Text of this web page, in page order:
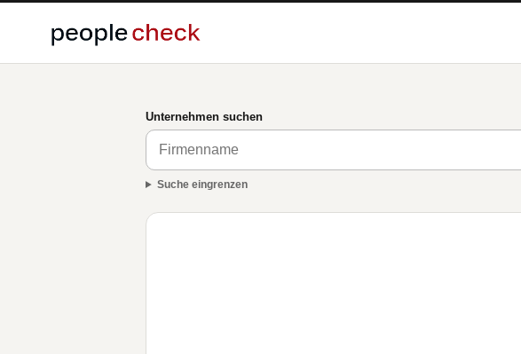
Unternehmen suchen
Suche eingrenzen